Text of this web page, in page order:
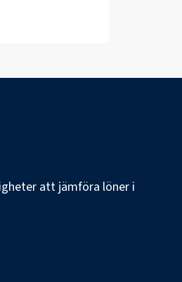
att jämföra löner i